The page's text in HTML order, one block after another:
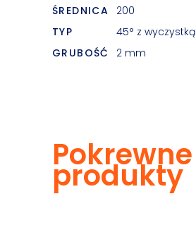
ŚREDNICA
200
TYP
45° z wyczystką
GRUBOŚĆ
2 mm
Pokrewne
produkty